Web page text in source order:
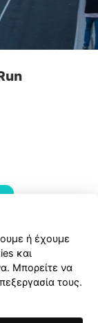
Homeplay
Τιμολόγηση
ή έχουμε
και
Μπορείτε να
τους.